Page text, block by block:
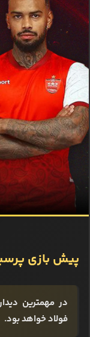
پیش بازی
در مهمترین
فولاد خواهد بود.